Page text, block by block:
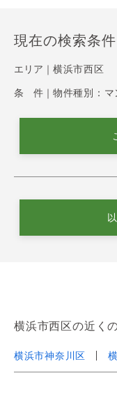
現在の検索条件
エリア｜ 横浜市西区
条 件｜ 物件種別：
横浜市西区の近く
横浜市神奈川区